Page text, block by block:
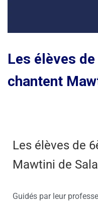
Les élèves
chantent
Les élèves de
Mawtini de
Guidés par leur